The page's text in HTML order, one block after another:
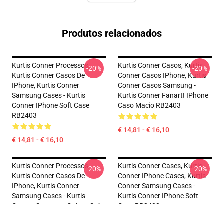
Produtos relacionados
Kurtis Conner Processos,
Kurtis Conner Casos De
IPhone, Kurtis Conner
Samsung Cases - Kurtis
Conner IPhone Soft Case
RB2403
€ 14,81 - € 16,10
-20%
Kurtis Conner Casos, Kurtis
Conner Casos IPhone, Kurtis
Conner Casos Samsung -
Kurtis Conner Fanart! IPhone
Caso Macio RB2403
€ 14,81 - € 16,10
-20%
Kurtis Conner Processos,
Kurtis Conner Casos De
IPhone, Kurtis Conner
Samsung Cases - Kurtis
-20%
Kurtis Conner Cases, Kurtis
Conner IPhone Cases, Kurtis
Conner Samsung Cases -
Kurtis Conner IPhone Soft
-20%